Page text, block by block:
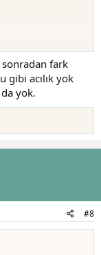
fark
gibi acılık yok
yok.
#8